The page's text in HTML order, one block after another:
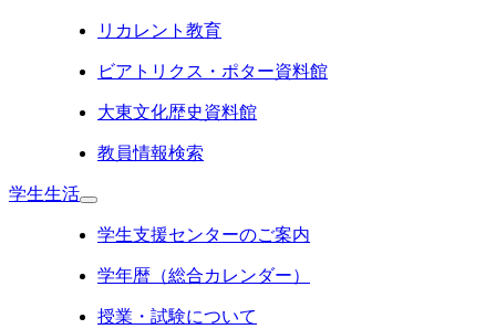
リカレント教育
ビアトリクス・ポター資料館
大東文化歴史資料館
教員情報検索
学生生活
学生支援センターのご案内
学年暦（総合カレンダー）
授業・試験について